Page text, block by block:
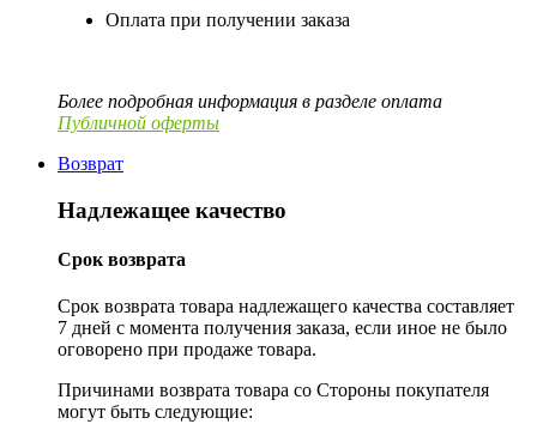
Оплата при получении заказа
Более подробная информация в разделе оплата
Публичной оферты
Возврат
Надлежащее качество
Срок возврата
Срок возврата товара надлежащего качества составляет
7 дней с момента получения заказа, если иное не было
оговорено при продаже товара.
Причинами возврата товара со Стороны покупателя
могут быть следующие: